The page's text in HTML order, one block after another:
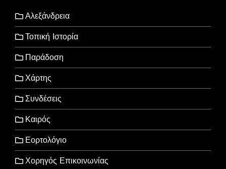
Αλεξάνδρεια
Τοπική Ιστορία
Παράδοση
Χάρτης
Συνδέσεις
Καιρός
Εορτολόγιο
Χορηγός Επικοινωνίας